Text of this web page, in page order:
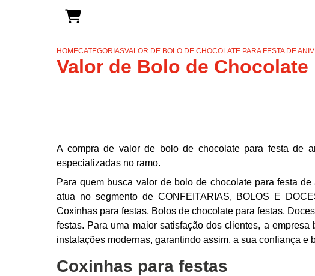
HOMECATEGORIASVALOR DE BOLO DE CHOCOLATE PARA FESTA DE
Valor de Bolo de
A compra de valor de bolo de chocolate para festa de
especializadas no ramo.
Para quem busca valor de bolo de chocolate para festa
atua no segmento de CONFEITARIAS, BOLOS E
Coxinhas para festas, Bolos de chocolate para festas,
festas. Para uma maior satisfação dos clientes, a
instalações modernas, garantindo assim, a sua confiança e
Coxinhas para festas